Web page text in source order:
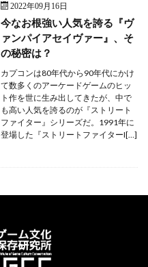
2022年09月16日
今なお根強い人気を誇る『ヴ
ァンパイアセイヴァー』、そ
の秘密は？
カプコンは80年代から90年代にかけ
て数多くのアーケードゲームのヒッ
ト作を世に生み出してきたが、中で
も高い人気を誇るのが『ストリート
ファイター』シリーズだ。1991年に
登場した『ストリートファイターI[…]